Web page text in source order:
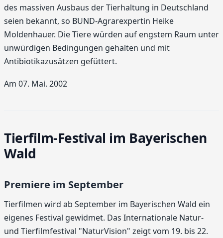
des massiven Ausbaus der Tierhaltung in Deutschland
seien bekannt, so BUND-Agrarexpertin Heike
Moldenhauer. Die Tiere würden auf engstem Raum unter
unwürdigen Bedingungen gehalten und mit
Antibiotikazusätzen gefüttert.
Am 07. Mai. 2002
Tierfilm-Festival im Bayerischen
Wald
Premiere im September
Tierfilmen wird ab September im Bayerischen Wald ein
eigenes Festival gewidmet. Das Internationale Natur-
und Tierfilmfestival "NaturVision" zeigt vom 19. bis 22.